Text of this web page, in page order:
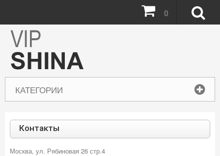
КАТЕГОРИИ
0
Контакты
Москва, ул. Рябиновая 26 стр.4